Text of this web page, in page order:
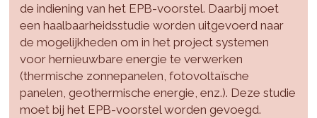
de indiening van het EPB-voorstel. Daarbij moet
een haalbaarheidsstudie worden uitgevoerd naar
de mogelijkheden om in het project systemen
voor hernieuwbare energie te verwerken
(thermische zonnepanelen, fotovoltaïsche
panelen, geothermische energie, enz.). Deze studie
moet bij het EPB-voorstel worden gevoegd.